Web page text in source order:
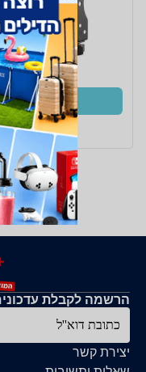
יצירת קשר
הרשמה לקבלת
כתובת דוא''ל